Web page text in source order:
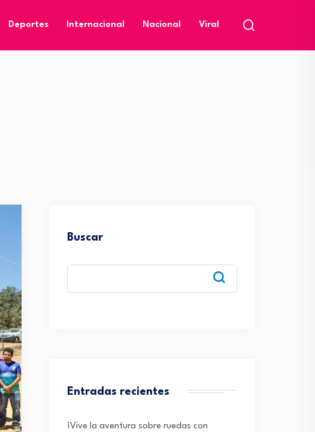
Deportes Internacional Nacional Viral
Buscar
Entradas recientes
¡Vive la aventura sobre ruedas con